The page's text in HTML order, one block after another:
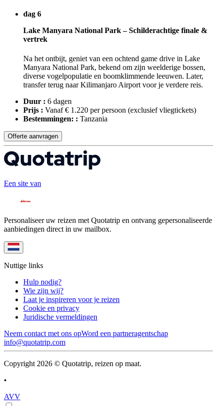
dag 6
Lake Manyara National Park – Schilderachtige finale &
vertrek
Na het ontbijt, geniet van een ochtend game drive in Lake
Manyara National Park, bekend om zijn weelderige bossen,
diverse vogelpopulatie en boomklimmende leeuwen. Later,
transfer terug naar Kilimanjaro Airport voor je verdere reis.
Duur : 6 dagen
Prijs : Vanaf € 1.220 per persoon (exclusief vliegtickets)
Bestemmingen: : Tanzania
Offerte aanvragen
Een site van
Personaliseer uw reizen met Quotatrip en ontvang gepersonaliseerde
aanbiedingen direct in uw mailbox.
Nuttige links
Hulp nodig?
Wie zijn wij?
Laat je inspireren voor je reizen
Cookie en privacy
Juridische vermeldingen
Neem contact met ons opWord een partneragentschap
info@quotatrip.com
Copyright 2026 © Quotatrip, reizen op maat.
•
AVV